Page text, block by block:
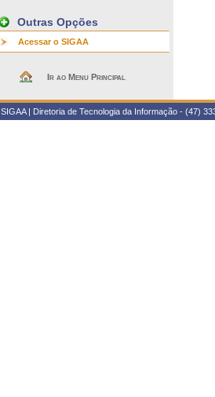
Outras Opções
Acessar o SIGAA
Ir ao Menu Principal
SIGAA | Diretoria de Tecnologia da Informação - (47)